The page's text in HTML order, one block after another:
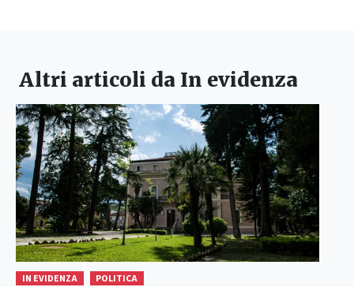
Altri articoli da In evidenza
IN EVIDENZA POLITICA